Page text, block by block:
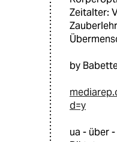
Zeitalter:
by
d=y
ua - über